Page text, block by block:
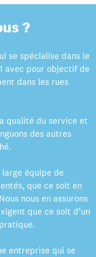
?
se spécialise dans le
avec pour objectif de
dans les rues
qualité du service et
des autres
équipe de
que ce soit en
nous en assurons
que ce soit d’un
entreprise qui se